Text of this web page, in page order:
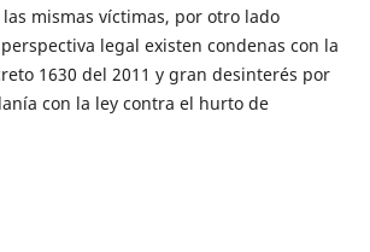
mismas víctimas, por otro lado
legal existen condenas con la
1630 del 2011 y gran desinterés por
con la ley contra el hurto de